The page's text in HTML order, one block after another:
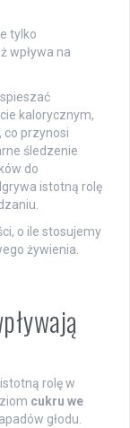
tylko
wpływa na
kalorycznym,
co przynosi
śledzenie
do
istotną rolę
o ile stosujemy
żywienia.
rolę w
cukru we
głodu.